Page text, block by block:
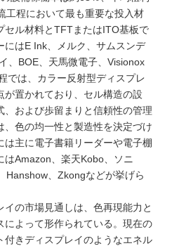
工程において最も重要な投入材
セル材料とTFTまたはITO基板で
にはE Ink、メルク、サムスンデ
、BOE、天馬微電子、Visionox
では、カラー反射型ディスプレ
が置かれており、セル構造の設
および歩留まりと信頼性の管理
色の均一性と製造性を決定づけ
は主に電子書籍リーダーや電子棚
Amazon、楽天Kobo、ソニ
Hanshow、Zkongなどが挙げら
の市場見通しは、色再現能力と
によって形作られている。現在の
付きディスプレイのようなエネル